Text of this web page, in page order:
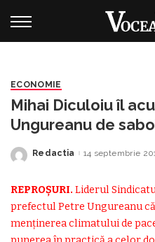
ECONOMIE
Mihai Diculoiu îl
Ungureanu de
Posted
Redactia 14 septembrie
REPROȘURI. Liderul
prefectul Petre Ungureanu
menținerea climatului de